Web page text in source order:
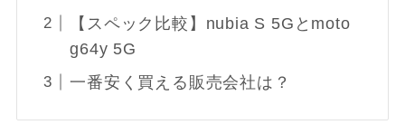
【スペック比較】nubia S 5Gとmoto
g64y 5G
一番安く買える販売会社は？